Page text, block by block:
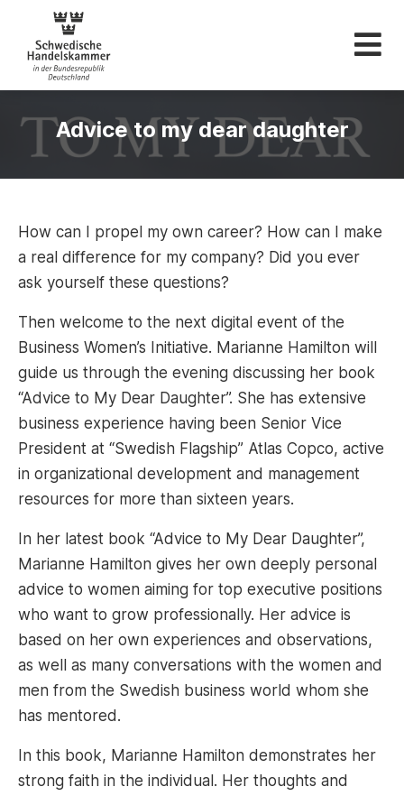
Schwedische
Advice to my dear daughter
How can I propel my own career? How can I make
a real difference for my company? Did you ever
ask yourself these questions?
Then welcome to the next digital event of the
Business Women’s Initiative. Marianne Hamilton will
guide us through the evening discussing her book
“Advice to My Dear Daughter”. She has extensive
business experience having been Senior Vice
President at “Swedish Flagship” Atlas Copco, active
in organizational development and management
resources for more than sixteen years.
In her latest book “Advice to My Dear Daughter”,
Marianne Hamilton gives her own deeply personal
advice to women aiming for top executive positions
who want to grow professionally. Her advice is
based on her own experiences and observations,
as well as many conversations with the women and
men from the Swedish business world whom she
has mentored.
In this book, Marianne Hamilton demonstrates her
strong faith in the individual. Her thoughts and